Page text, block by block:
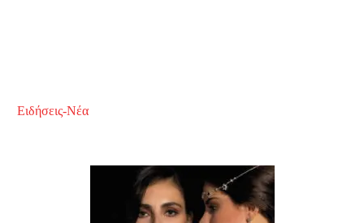
Ειδήσεις-Νέα